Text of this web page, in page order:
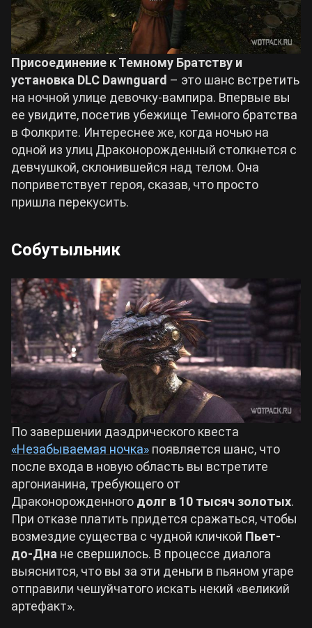
Присоединение к Темному Братству и
установка DLC Dawnguard – это шанс встретить
на ночной улице девочку-вампира. Впервые вы
ее увидите, посетив убежище Темного братства
в Фолкрите. Интереснее же, когда ночью на
одной из улиц Драконорожденный столкнется с
девчушкой, склонившейся над телом. Она
поприветствует героя, сказав, что просто
пришла перекусить.
Собутыльник
По завершении даэдрического квеста
«Незабываемая ночка» появляется шанс, что
после входа в новую область вы встретите
аргонианина, требующего от
Драконорожденного долг в 10 тысяч золотых.
При отказе платить придется сражаться, чтобы
возмездие существа с чудной кличкой Пьет-
до-Дна не свершилось. В процессе диалога
выяснится, что вы за эти деньги в пьяном угаре
отправили чешуйчатого искать некий «великий
артефакт».